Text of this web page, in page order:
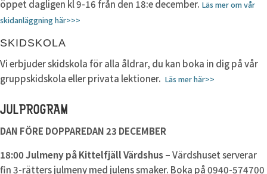
öppet dagligen kl 9-16 från den 18:e december. Läs mer om vår
skidanläggning här>>>
SKIDSKOLA
Vi erbjuder skidskola för alla åldrar, du kan boka in dig på vår
gruppskidskola eller privata lektioner. Läs mer här>>
JULPROGRAM
DAN FÖRE DOPPAREDAN 23 DECEMBER
18:00 Julmeny på Kittelfjäll Värdshus –Värdshuset serverar
fin 3-rätters julmeny med julens smaker. Boka på 0940-574700